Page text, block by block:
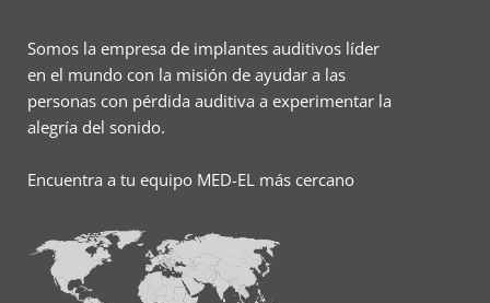
Somos la empresa de implantes auditivos líder
en el mundo con la misión de ayudar a las
personas con pérdida auditiva a experimentar la
alegría del sonido.
Encuentra a tu equipo MED-EL más cercano